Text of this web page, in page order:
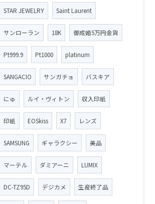
STAR JEWELRY Saint Laurent
サンローラン 18K 御成婚5万円金貨
Pt999.9 Pt1000 platinum
SANGACIO サンガチョ バスキア
にゅ ルイ・ヴィトン 収入印紙
印紙 EOSkiss X7 レンズ
SAMSUNG ギャラクシー 美品
マーテル ダミアーニ LUMIX
DC-TZ95D デジカメ 生産終了品